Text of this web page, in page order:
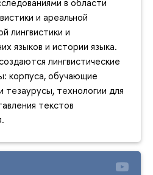
и ареальной
лингвистики и
языков и истории языка.
лингвистические
корпуса, обучающие
технологии для
текстов